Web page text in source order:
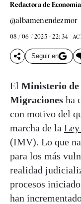
Redactora de Economía
@albamenendezmor
08 / 06 / 2025 - 22: 34
Seguir en
El Ministerio de
Migraciones ha
con motivo del
marcha de la
(IMV). Lo que
para los más
realidad
procesos
han